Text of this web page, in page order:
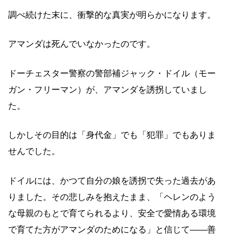
調べ続けた末に、衝撃的な真実が明らかになります。
アマンダは死んでいなかったのです。
ドーチェスター警察の警部補ジャック・ドイル（モー
ガン・フリーマン）が、アマンダを誘拐していまし
た。
しかしその目的は「身代金」でも「犯罪」でもありま
せんでした。
ドイルには、かつて自分の娘を誘拐で失った過去があ
りました。その悲しみを抱えたまま、「ヘレンのよう
な母親のもとで育てられるより、安全で愛情ある環境
で育てた方がアマンダのためになる」と信じて——善